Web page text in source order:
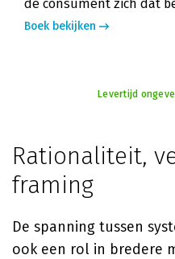
de consument zich dat
Boek bekijken
Levertijd
Rationaliteit,
framing
De spanning tussen
ook een rol in bredere